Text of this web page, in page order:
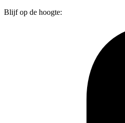
Blijf op de hoogte: